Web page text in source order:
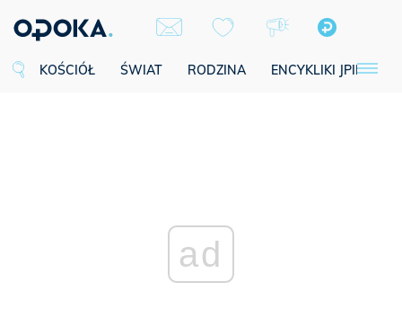
KOŚCIÓŁ ŚWIAT RODZINA ENCYKLIKI JPII
ad